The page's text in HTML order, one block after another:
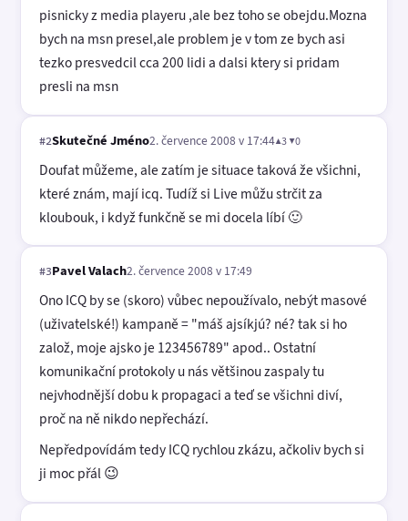
pisnicky z media playeru ,ale bez toho se obejdu.Mozna
bych na msn presel,ale problem je v tom ze bych asi
tezko presvedcil cca 200 lidi a dalsi ktery si pridam
presli na msn
#2Skutečné Jméno2. července 2008 v 17:44▲3 ▼0
Doufat můžeme, ale zatím je situace taková že všichni,
které znám, mají icq. Tudíž si Live můžu strčit za
kloubouk, i když funkčně se mi docela líbí 🙂
#3Pavel Valach2. července 2008 v 17:49
Ono ICQ by se (skoro) vůbec nepoužívalo, nebýt masové
(uživatelské!) kampaně = "máš ajsíkjú? né? tak si ho
založ, moje ajsko je 123456789" apod.. Ostatní
komunikační protokoly u nás většinou zaspaly tu
nejvhodnější dobu k propagaci a teď se všichni diví,
proč na ně nikdo nepřechází.
Nepředpovídám tedy ICQ rychlou zkázu, ačkoliv bych si
ji moc přál 😉